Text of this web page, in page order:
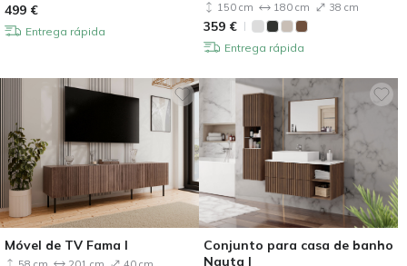
499 €
Entrega rápida
150 cm 180 cm 38 cm
359 €
Entrega rápida
Móvel de TV Fama I
Conjunto para casa de banho
Nauta I